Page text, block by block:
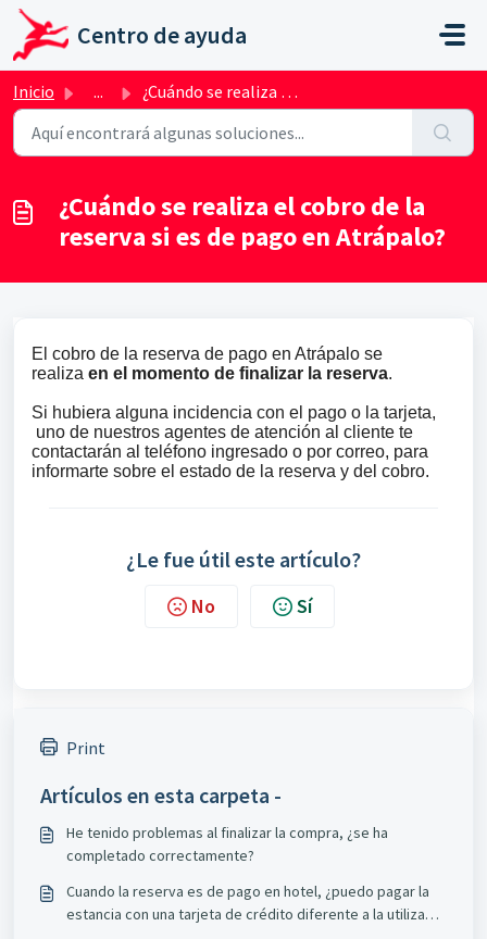
Ir al contenido principal
Centro de ayuda
Inicio ... ¿Cuándo se realiza el cobro de la reserva si es de pago e...
¿Cuándo se realiza el cobro de la
reserva si es de pago en Atrápalo?
El cobro de la reserva de pago en Atrápalo se
realiza en el momento de finalizar la reserva.
Si hubiera alguna incidencia con el pago o la tarjeta,
uno de nuestros agentes de atención al cliente te
contactarán al teléfono ingresado o por correo, para
informarte sobre el estado de la reserva y del cobro.
¿Le fue útil este artículo?
No Sí
Print
Artículos en esta carpeta -
He tenido problemas al finalizar la compra, ¿se ha
completado correctamente?
Cuando la reserva es de pago en hotel, ¿puedo pagar la
estancia con una tarjeta de crédito diferente a la utilizada